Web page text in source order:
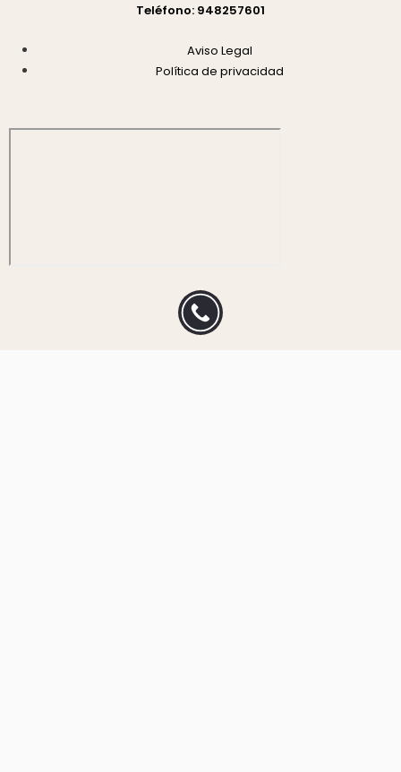
Teléfono: 948257601
Aviso Legal
Política de privacidad